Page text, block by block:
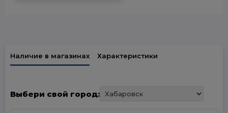
Наличие в магазинах Характеристики
Выбери свой город: